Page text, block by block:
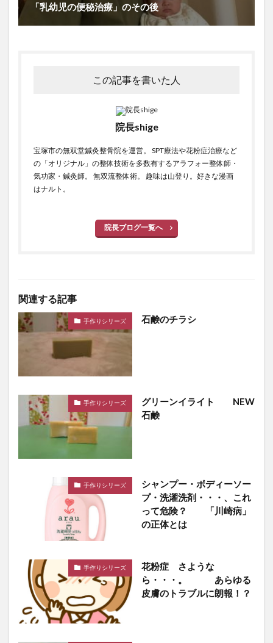
「乳幼児の便秘治療」のその後
この記事を書いた人
院長shige
宝塚市の無双堂鍼灸整骨院を運営。 SPT療法や花粉症治療など
の「オリジナル」の整体技術を多数有するアラフォー整体師・
気功家・鍼灸師。 無双流整体術。 趣味は山登り。好きな漫画
はナルト。
院長ブログ一覧へ
関連する記事
手作りシリーズ 石鹸のチラシ
手作りシリーズ
グリーンイライト NEW
石鹸
手作りシリーズ
シャンプー・ボディーソー
プ・洗濯洗剤・・・、これ
って危険？ 「川崎病」
の正体とは
手作りシリーズ
花粉症 さような
ら・・・。 あらゆる
皮膚のトラブルに朗報！？